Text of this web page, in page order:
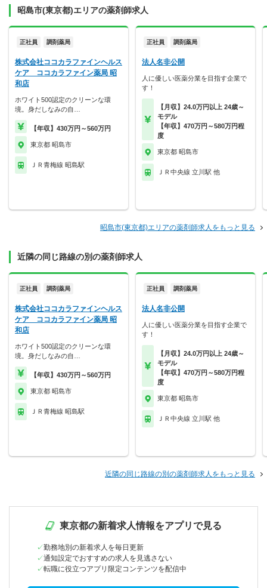
昭島市(東京都)エリアの薬剤師求人
正社員 調剤薬局
株式会社ココカラファインヘルス
ケア ココカラファイン薬局 昭
和店
ホワイト500認定のクリーンな環
境。身だしなみの自…
【年収】430万円～560万円
東京都 昭島市
ＪＲ青梅線 昭島駅
正社員 調剤薬局
法人名非公開
人に優しい医薬分業を目指す企業で
す！
【月収】24.0万円以上 24歳～
モデル
【年収】470万円～580万円程
度
東京都 昭島市
ＪＲ中央線 立川駅 他
昭島市(東京都)エリアの薬剤師求人をもっと見る
近隣の同じ路線の別の薬剤師求人
正社員 調剤薬局
株式会社ココカラファインヘルス
ケア ココカラファイン薬局 昭
和店
ホワイト500認定のクリーンな環
境。身だしなみの自…
【年収】430万円～560万円
東京都 昭島市
ＪＲ青梅線 昭島駅
正社員 調剤薬局
法人名非公開
人に優しい医薬分業を目指す企業で
す！
【月収】24.0万円以上 24歳～
モデル
【年収】470万円～580万円程
度
東京都 昭島市
ＪＲ中央線 立川駅 他
近隣の同じ路線の別の薬剤師求人をもっと見る
東京都の新着求人情報をアプリで見る
勤務地別の新着求人を毎日更新
通知設定でおすすめの求人を見逃さない
転職に役立つアプリ限定コンテンツを配信中